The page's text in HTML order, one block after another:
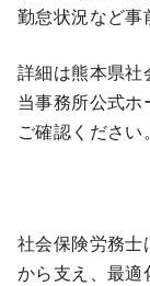
勤怠状況など事
詳細は熊本県社
当事務所公式
ご確認ください。
社会保険労務
から支え、最適